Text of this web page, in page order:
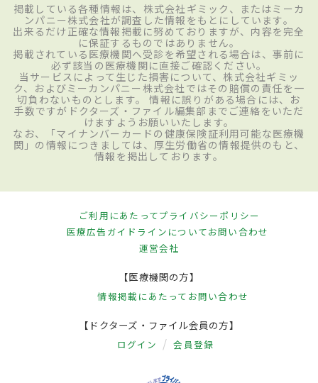
掲載している各種情報は、株式会社ギミック、またはミーカ
ンパニー株式会社が調査した情報をもとにしています。
出来るだけ正確な情報掲載に努めておりますが、内容を完全
に保証するものではありません。
掲載されている医療機関へ受診を希望される場合は、事前に
必ず該当の医療機関に直接ご確認ください。
当サービスによって生じた損害について、株式会社ギミッ
ク、およびミーカンパニー株式会社ではその賠償の責任を一
切負わないものとします。 情報に誤りがある場合には、お
手数ですがドクターズ・ファイル編集部までご連絡をいただ
けますようお願いいたします。
なお、「マイナンバーカードの健康保険証利用可能な医療機
関」の情報につきましては、厚生労働省の情報提供のもと、
情報を掲出しております。
ご利用にあたってプライバシーポリシー
医療広告ガイドラインについてお問い合わせ
運営会社
【医療機関の方】
情報掲載にあたって お問い合わせ
【ドクターズ・ファイル会員の方】
ログイン 会員登録